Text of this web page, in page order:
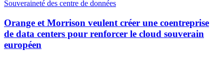
Souveraineté des centre de données
Orange et Morrison veulent créer une coentreprise
de data centers pour renforcer le cloud souverain
européen